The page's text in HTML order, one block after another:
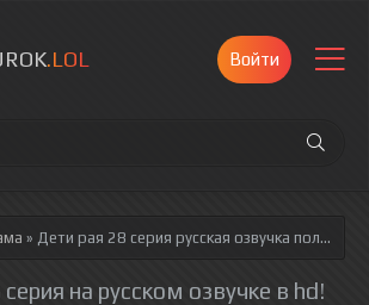
.LOL Войти
» Дети рая 28 серия русская озвучка полностью смотреть онлайн!
на русском озвучке в hd!